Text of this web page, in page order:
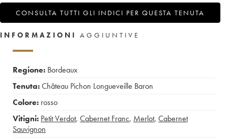
CONSULTA TUTTI GLI INDICI PER QUESTA TENUTA
INFORMAZIONI AGGIUNTIVE
Regione: Bordeaux
Tenuta:Château Pichon Longueveille Baron
Colore: rosso
Vitigni: Petit Verdot, Cabernet Franc, Merlot, Cabernet
Sauvignon